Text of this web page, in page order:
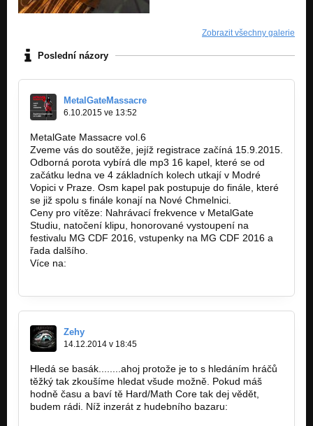
Zobrazit všechny galerie
Poslední názory
MetalGateMassacre
6.10.2015 ve 13:52
MetalGate Massacre vol.6
Zveme vás do soutěže, jejíž registrace začíná 15.9.2015.
Odborná porota vybírá dle mp3 16 kapel, které se od
začátku ledna ve 4 základních kolech utkají v Modré
Vopici v Praze. Osm kapel pak postupuje do finále, které
se již spolu s finále konají na Nové Chmelnici.
Ceny pro vítěze: Nahrávací frekvence v MetalGate
Studiu, natočení klipu, honorované vystoupení na
festivalu MG CDF 2016, vstupenky na MG CDF 2016 a
řada dalšího.
Více na:
Zehy
14.12.2014 v 18:45
Hledá se basák........ahoj protože je to s hledáním hráčů
těžký tak zkoušíme hledat všude možně. Pokud máš
hodně času a baví tě Hard/Math Core tak dej vědět,
budem rádi. Níž inzerát z hudebního bazaru: